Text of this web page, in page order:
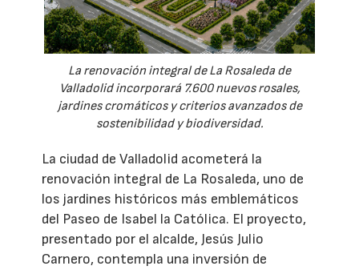
La renovación integral de La Rosaleda de
Valladolid incorporará 7.600 nuevos rosales,
jardines cromáticos y criterios avanzados de
sostenibilidad y biodiversidad.
La ciudad de Valladolid acometerá la
renovación integral de La Rosaleda, uno de
los jardines históricos más emblemáticos
del Paseo de Isabel la Católica. El proyecto,
presentado por el alcalde, Jesús Julio
Carnero, contempla una inversión de